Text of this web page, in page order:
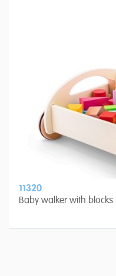
11320
Baby walker with blocks